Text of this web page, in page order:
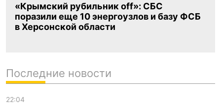
«Крымский рубильник off»: СБС
поразили еще 10 энергоузлов и базу ФСБ
в Херсонской области
Последние новости
22:04